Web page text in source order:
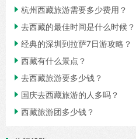
 杭州西藏旅游需要多少费用？
 去西藏的最佳时间是什么时候？
 经典的深圳到拉萨7日游攻略？
 西藏有什么景点？
 去西藏旅游要多少钱？
 国庆去西藏旅游的人多吗？
 西藏旅游团多少钱？